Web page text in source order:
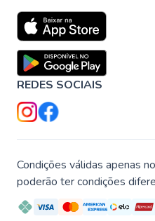
REDES SOCIAIS
Condições válidas apenas
poderão ter condições